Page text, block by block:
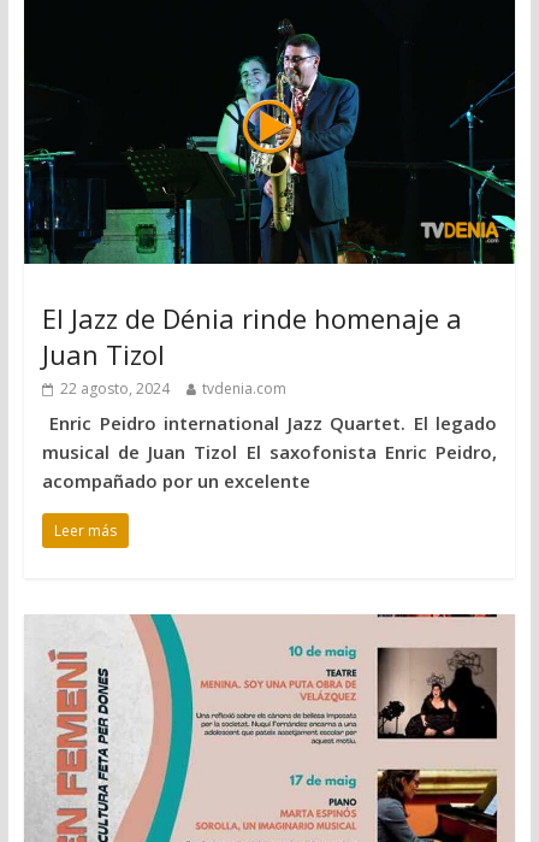
El Jazz de Dénia rinde homenaje a
Juan Tizol
22 agosto, 2024 tvdenia.com
Enric Peidro international Jazz Quartet. El legado
musical de Juan Tizol El saxofonista Enric Peidro,
acompañado por un excelente
Leer más